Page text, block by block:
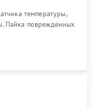
температуры,
Пайка поврежденных
и контактов.